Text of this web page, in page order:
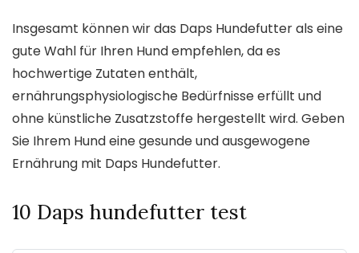
Insgesamt können wir das Daps Hundefutter als eine
gute Wahl für Ihren Hund empfehlen, da es
hochwertige Zutaten enthält,
ernährungsphysiologische Bedürfnisse erfüllt und
ohne künstliche Zusatzstoffe hergestellt wird. Geben
Sie Ihrem Hund eine gesunde und ausgewogene
Ernährung mit Daps Hundefutter.
10 Daps hundefutter test